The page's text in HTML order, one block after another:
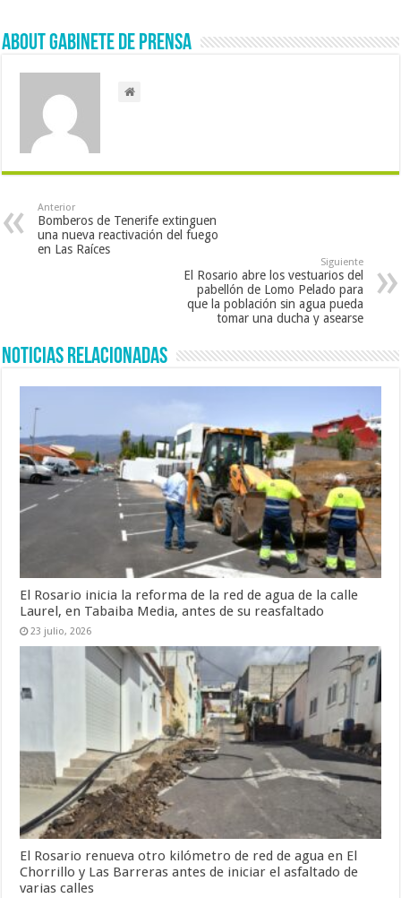
About Gabinete de Prensa
Anterior
Bomberos de Tenerife extinguen
una nueva reactivación del fuego
en Las Raíces
Siguiente
El Rosario abre los vestuarios del
pabellón de Lomo Pelado para
que la población sin agua pueda
tomar una ducha y asearse
Noticias Relacionadas
El Rosario inicia la reforma de la red de agua de la calle
Laurel, en Tabaiba Media, antes de su reasfaltado
23 julio, 2026
El Rosario renueva otro kilómetro de red de agua en El
Chorrillo y Las Barreras antes de iniciar el asfaltado de
varias calles